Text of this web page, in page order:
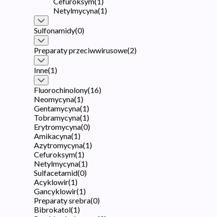
Netylmycyna(1)
Sulfonamidy(0)
Preparaty przeciwwirusowe(2)
Inne(1)
Fluorochinolony(16)
Neomycyna(1)
Gentamycyna(1)
Tobramycyna(1)
Erytromycyna(0)
Amikacyna(1)
Azytromycyna(1)
Cefuroksym(1)
Netylmycyna(1)
Sulfacetamid(0)
Acyklowir(1)
Gancyklowir(1)
Preparaty srebra(0)
Bibrokatol(1)